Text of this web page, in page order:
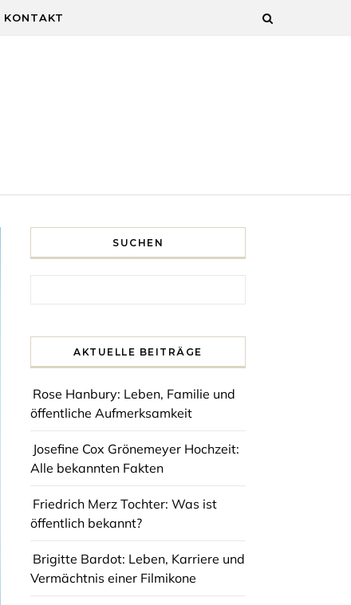
KONTAKT
SUCHEN
AKTUELLE BEITRÄGE
Rose Hanbury: Leben, Familie und
öffentliche Aufmerksamkeit
Josefine Cox Grönemeyer Hochzeit:
Alle bekannten Fakten
Friedrich Merz Tochter: Was ist
öffentlich bekannt?
Brigitte Bardot: Leben, Karriere und
Vermächtnis einer Filmikone